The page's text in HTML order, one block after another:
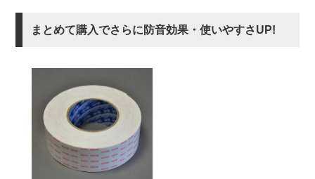
まとめて購入でさらに防音効果・使いやすさUP!